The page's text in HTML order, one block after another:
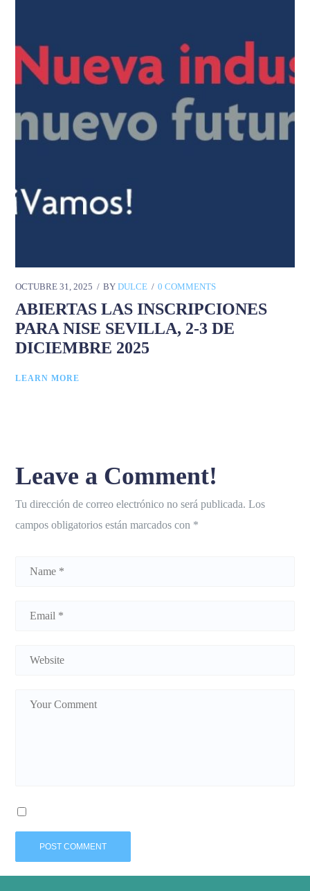
OCTUBRE 31, 2025 BYDULCE 0 COMMENTS
ABIERTAS LAS INSCRIPCIONES
PARA NISE SEVILLA, 2-3 DE
DICIEMBRE 2025
LEARN MORE
Leave a Comment!
Tu dirección de correo electrónico no será publicada. Los
campos obligatorios están marcados con *